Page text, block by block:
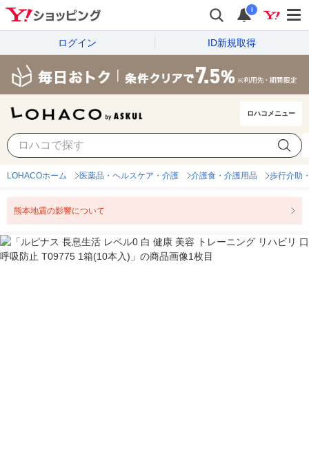
i
ログイン ID新規取得
ロハコメニュー
LOHACOホーム 医薬品・ヘルスケア・介護 介護食・介護用品 歩行介助
熊本地震の影響について